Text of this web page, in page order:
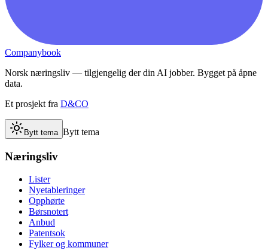
Companybook
Norsk næringsliv — tilgjengelig der din AI jobber. Bygget på åpne
data.
Et prosjekt fra D&CO
Bytt tema Bytt tema
Næringsliv
Lister
Nyetableringer
Opphørte
Børsnotert
Anbud
Patentsok
Fylker og kommuner